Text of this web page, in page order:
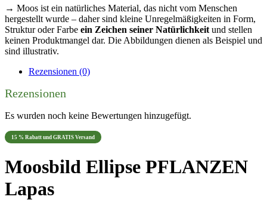
→ Moos ist ein natürliches Material, das nicht vom Menschen
hergestellt wurde – daher sind kleine Unregelmäßigkeiten in Form,
Struktur oder Farbe ein Zeichen seiner Natürlichkeit und stellen
keinen Produktmangel dar. Die Abbildungen dienen als Beispiel und
sind illustrativ.
Rezensionen (0)
Rezensionen
Es wurden noch keine Bewertungen hinzugefügt.
15 % Rabatt und GRATIS Versand
Moosbild Ellipse PFLANZEN
Lapas